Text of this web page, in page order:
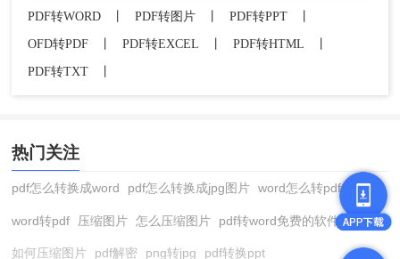
PDF转WORD PDF转图片 PDF转PPT
OFD转PDF
丨 PDF转EXCEL 丨 PDF转HTML
丨
PDF转TXT
丨
热门关注
pdf怎么转换成word pdf怎么转换成jpg图片 word怎么转pdf
word转pdf 压缩图片 怎么压缩图片 pdf转word免费的软件
如何压缩图片 pdf解密 png转jpg pdf转换ppt